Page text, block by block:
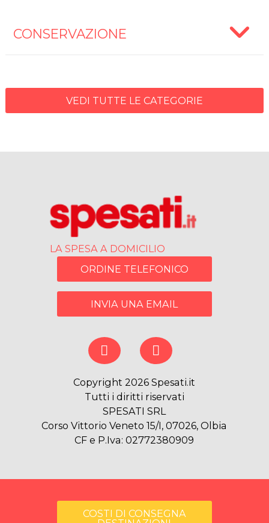
CONSERVAZIONE
VEDI TUTTE LE CATEGORIE
LA SPESA A DOMICILIO
ORDINE TELEFONICO
INVIA UNA EMAIL
Copyright 2026 Spesati.it
Tutti i diritti riservati
SPESATI SRL
Corso Vittorio Veneto 15/I, 07026, Olbia
CF e P.Iva: 02772380909
COSTI DI CONSEGNA